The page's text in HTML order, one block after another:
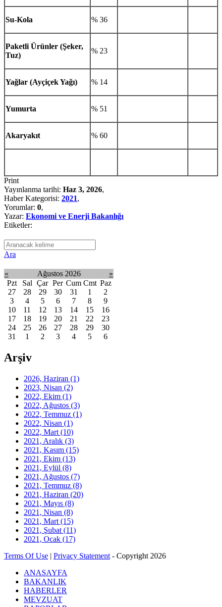
Su-Kola % 36
Paketli Ürünler (Şeker,
Tuz)
% 23
Yağlar (Ayçiçek Yağı) % 14
Yumurta % 51
Akaryakıt % 60
Print
Yayınlanma tarihi: Haz 3, 2026,
Haber Kategorisi: 2021,
Yorumlar: 0,
Yazar: Ekonomi ve Enerji Bakanlığı
Etiketler:
Ara
« Ağustos 2026
»
Pzt
Sal Çar Per Cum Cmt Paz
27
28 29 30 31 1
2
3
4 5 6 7 8
9
10
11 12 13 14 15
16
17
18 19 20 21 22
23
24
25 26 27 28 29
30
31
1 2 3 4 5 6
Arşiv
2026, Haziran (1)
2023, Nisan (2)
2022, Ekim (1)
2022, Ağustos (3)
2022, Temmuz (1)
2022, Nisan (1)
2022, Mart (10)
2021, Aralık (3)
2021, Kasım (15)
2021, Ekim (13)
2021, Eylül (8)
2021, Ağustos (7)
2021, Temmuz (8)
2021, Haziran (20)
2021, Mayıs (8)
2021, Nisan (8)
2021, Mart (15)
2021, Şubat (11)
2021, Ocak (17)
Terms Of Use | Privacy Statement - Copyright 2026
ANASAYFA
BAKANLIK
HABERLER
MEVZUAT